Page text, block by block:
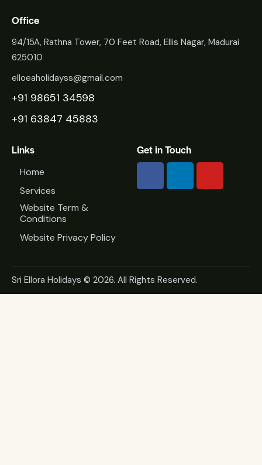
Office
94/15A, Rathna Tower, 70 Feet Road, Ellis Nagar, Madurai
625010
elloeaholidayss@gmail.com
+91 98651 34598
+91 63847 45883
Links
Home
Services
Website Term &
Conditions
Website Privacy Policy
Get in Touch
Sri Ellora Holidays © 2026. All Rights Reserved.